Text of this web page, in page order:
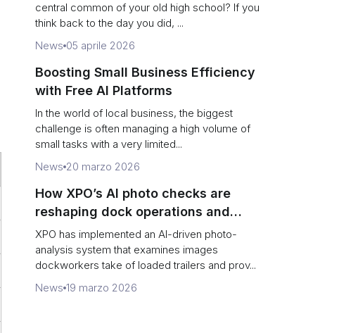
central common of your old high school? If you
think back to the day you did, ...
News 05 aprile 2026
Boosting Small Business Efficiency
with Free AI Platforms
In the world of local business, the biggest
challenge is often managing a high volume of
small tasks with a very limited...
News 20 marzo 2026
How XPO’s AI photo checks are
reshaping dock operations and
service response
XPO has implemented an AI-driven photo-
analysis system that examines images
dockworkers take of loaded trailers and prov...
News 19 marzo 2026